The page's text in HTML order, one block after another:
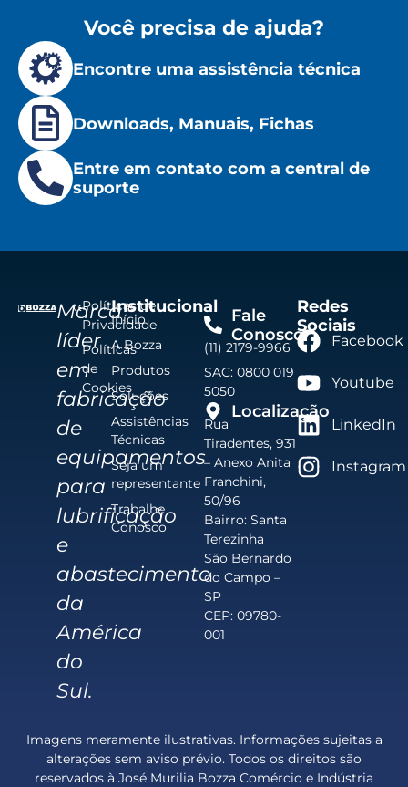
Você precisa de ajuda?
Encontre uma assistência técnica
Downloads, Manuais, Fichas
Entre em contato com a central de
suporte
Marca
líder
em
fabricação
de
equipamentos
para
lubrificação
e
abastecimento
da
América
do
Sul.
Políticas de
Privacidade
Políticas
de
Cookies
Institucional
Início
A Bozza
Produtos
Soluções
Assistências
Técnicas
Seja um
representante
Trabalhe
Conosco
Localização
Rua
Tiradentes, 931
– Anexo Anita
Franchini,
50/96
Bairro: Santa
Terezinha
São Bernardo
do Campo –
SP
CEP: 09780-
001
Fale
Conosco
(11) 2179-9966
SAC: 0800 019
5050
Redes
Sociais
Facebook
Youtube
LinkedIn
Instagram
Imagens meramente ilustrativas. Informações sujeitas a
alterações sem aviso prévio. Todos os direitos são
reservados à José Murilia Bozza Comércio e Indústria